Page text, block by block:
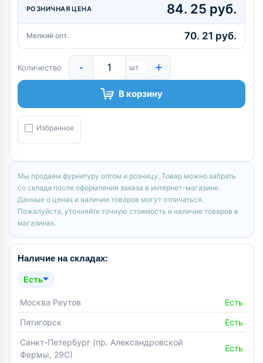
РОЗНИЧНАЯ ЦЕНА 84. 25 руб.
Мелкий опт. 70. 21 руб.
Количество - шт +
В корзину
Избранное
Мы продаем фурнитуру оптом и розницу. Товар можно забрать
со склада после оформления заказа в интернет-магазине.
Данные о ценах и наличии товаров могут отличаться.
Пожалуйста, уточняйте точную стоимость и наличие товаров в
магазинах.
Наличие на складах:
Есть
Москва Реутов
Есть
Пятигорск
Есть
Санкт-Петербург (пр. Александровской
Фермы, 29С)
Есть